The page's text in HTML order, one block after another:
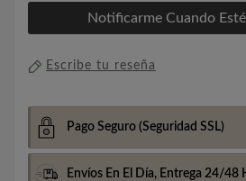
Notificarme Cuando
Escribe tu reseña
Pago Seguro (Seguridad SSL)
Envíos En El Día, Entrega 24/48